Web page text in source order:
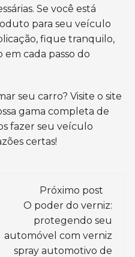
Se você está
para seu veículo
fique tranquilo,
em cada passo do
seu carro? Visite o site
gama completa de
fazer seu veículo
certas!
Próximo post
O poder do verniz:
protegendo seu
automóvel com verniz
spray automotivo de